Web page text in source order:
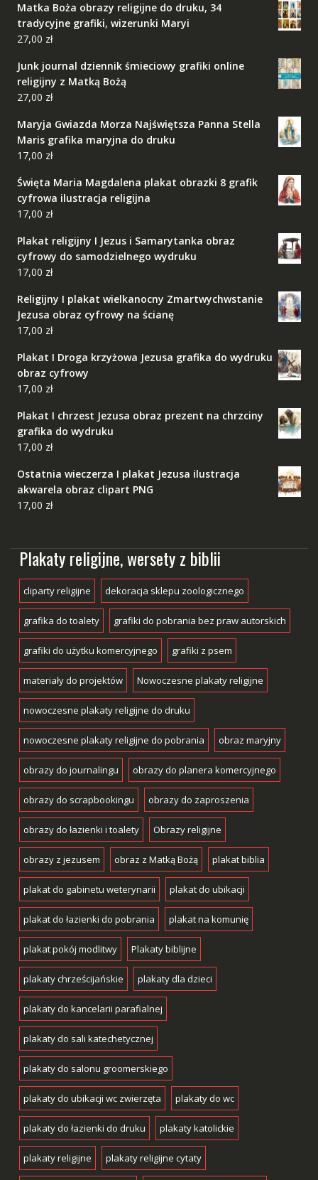
Matka Boża obrazy religijne do druku, 34
tradycyjne grafiki, wizerunki Maryi
27,00 zł
Junk journal dziennik śmieciowy grafiki online
religijny z Matką Bożą
27,00 zł
Maryja Gwiazda Morza Najświętsza Panna Stella
Maris grafika maryjna do druku
17,00 zł
Święta Maria Magdalena plakat obrazki 8 grafik
cyfrowa ilustracja religijna
17,00 zł
Plakat religijny I Jezus i Samarytanka obraz
cyfrowy do samodzielnego wydruku
17,00 zł
Religijny I plakat wielkanocny Zmartwychwstanie
Jezusa obraz cyfrowy na ścianę
17,00 zł
Plakat I Droga krzyżowa Jezusa grafika do wydruku
obraz cyfrowy
17,00 zł
Plakat I chrzest Jezusa obraz prezent na chrzciny
grafika do wydruku
17,00 zł
Ostatnia wieczerza I plakat Jezusa ilustracja
akwarela obraz clipart PNG
17,00 zł
Plakaty religijne, wersety z biblii
cliparty religijne dekoracja sklepu zoologicznego
grafika do toalety grafiki do pobrania bez praw autorskich
grafiki do użytku komercyjnego grafiki z psem
materiały do projektów Nowoczesne plakaty religijne
nowoczesne plakaty religijne do druku
nowoczesne plakaty religijne do pobrania obraz maryjny
obrazy do journalingu obrazy do planera komercyjnego
obrazy do scrapbookingu obrazy do zaproszenia
obrazy do łazienki i toalety Obrazy religijne
obrazy z jezusem obraz z Matką Bożą plakat biblia
plakat do gabinetu weterynarii plakat do ubikacji
plakat do łazienki do pobrania plakat na komunię
plakat pokój modlitwy Plakaty biblijne
plakaty chrześcijańskie plakaty dla dzieci
plakaty do kancelarii parafialnej
plakaty do sali katechetycznej
plakaty do salonu groomerskiego
plakaty do ubikacji wc zwierzęta plakaty do wc
plakaty do łazienki do druku plakaty katolickie
plakaty religijne plakaty religijne cytaty